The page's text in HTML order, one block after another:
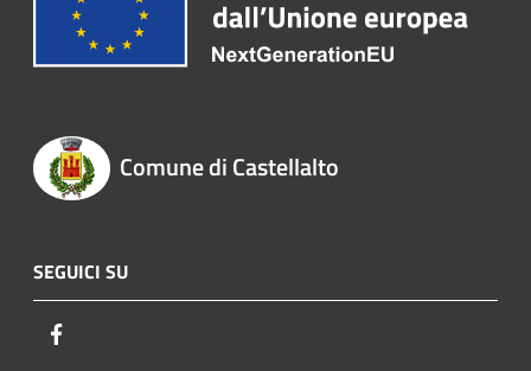
Comune di Castellalto
SEGUICI SU